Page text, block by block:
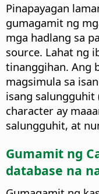
Pinapayagan
gumagamit ng
mga hadlang sa
source. Lahat ng
tinanggihan. Ang
magsimula sa
isang salungguhit
character ay
salungguhit, at
Gumamit ng
database na